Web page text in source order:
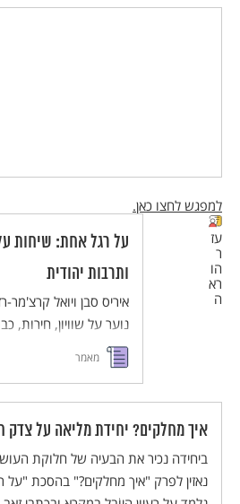
להוראה בכיתה, המשלבת הסכת
למפגש לחצו כאן.
עז
ר
הו
רא
ה
על רגל אחת: שיחות
ותרבות יהודית
איריס סבן ויואל
נוער על שוויון,
מיועד לשילוב בהוראה
החברה והרוח, ויש בו
מאמר
איך מחלקים? יחידת מליאה על צדק
ביחידה נכיר את הבעיה של חלוקת
נאזין לפרק "איך מחלקים?" בהסכת "על